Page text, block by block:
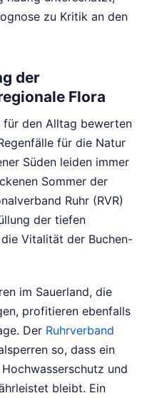
zu Kritik an den
der
Flora
für den Alltag bewerten
für die Natur
Süden leiden immer
Sommer der
Ruhr (RVR)
der tiefen
Vitalität der Buchen-
im Sauerland, die
profitieren ebenfalls
Der Ruhrverband
so, dass ein
und
bleibt. Ein